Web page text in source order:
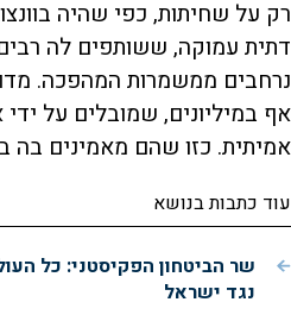
רק על שחיתות, כפי שהיה
דתית עמוקה, ששותפים לה
נרחבים ממשמרות המהפכה.
אף במיליונים, שמובלים על ידי
אמיתית. כזו שהם מאמינים בה
עוד כתבות בנושא
שר הביטחון הפקיסטני: כל
נגד ישראל